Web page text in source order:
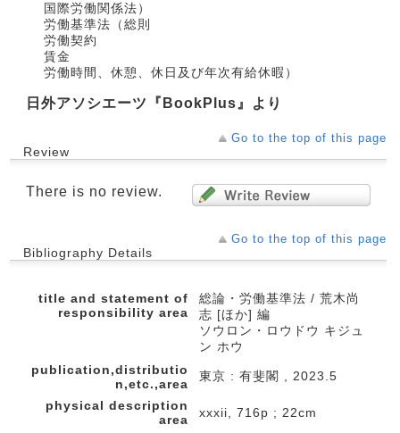
国際労働関係法）
労働基準法（総則
労働契約
賃金
労働時間、休憩、休日及び年次有給休暇）
日外アソシエーツ『BookPlus』より
Go to the top of this page
Review
There is no review.
Go to the top of this page
Bibliography Details
title and statement of
responsibility area
総論・労働基準法 / 荒木尚
志 [ほか] 編
ソウロン・ロウドウ キジュ
ン ホウ
publication,distributio
n,etc.,area
東京 : 有斐閣 , 2023.5
physical description
area
xxxii, 716p ; 22cm